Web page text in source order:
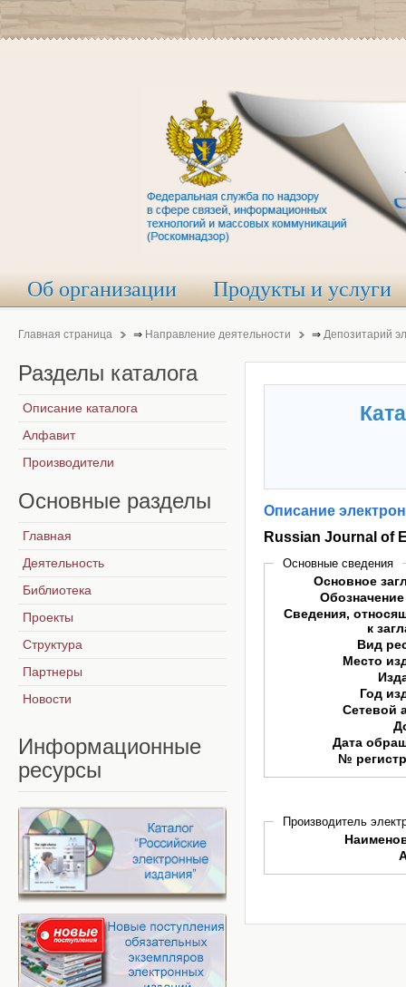
Об организации Продукты и услуги
Главная страница ⇒ Направление деятельности ⇒ Депозитарий
Описание
Russian Journal of
Основные сведения
Основное
Сведения,
к
Вид
Место
Год
Сетевой
Дата
№
Производитель
Разделы каталога
Описание каталога
Алфавит
Производители
Основные разделы
Главная
Деятельность
Библиотека
Проекты
Структура
Партнеры
Новости
Информационные
ресурсы